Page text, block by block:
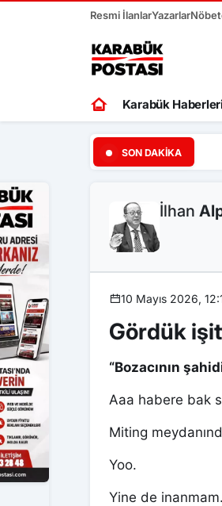
Resmi İlanlarYazarlar
Karabük
SON DAKIKA
İlhan
10 Mayıs 2026,
Gördük
“Bozacının
Aaa habere bak
Miting
Yoo.
Yine de inanmam.